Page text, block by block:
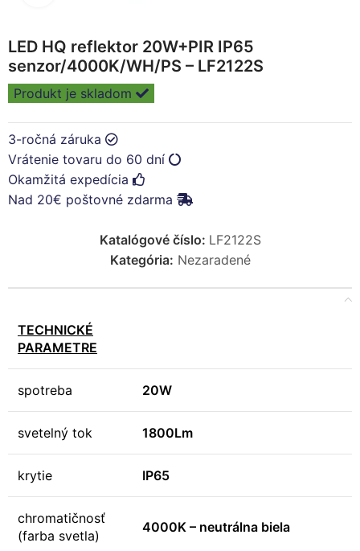
LED HQ reflektor 20W+PIR IP65
senzor/4000K/WH/PS – LF2122S
Produkt je skladom
3-ročná záruka
Vrátenie tovaru do 60 dní
Okamžitá expedícia
Nad 20€ poštovné zdarma
Katalógové číslo: LF2122S
Kategória: Nezaradené
TECHNICKÉ
PARAMETRE
spotreba 20W
svetelný tok 1800Lm
krytie IP65
chromatičnosť
(farba svetla)
4000K – neutrálna biela